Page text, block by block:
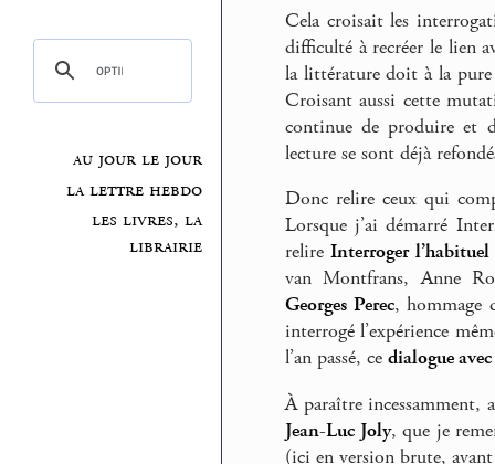
au jour le jour
la lettre hebdo
les livres, la
librairie
Cela croisait les
difficulté à recréer le lien
la littérature doit à la
Croisant aussi cette
continue de produire et
lecture se sont déjà
Donc relire ceux qui
Lorsque j’ai démarré
relireInterroger l’habituel
van Montfrans, Anne
Georges Perec, hommage
interrogé l’expérience
l’an passé, ce dialogue
À paraître incessamment,
Jean-Luc Joly, que je
(ici en version brute,